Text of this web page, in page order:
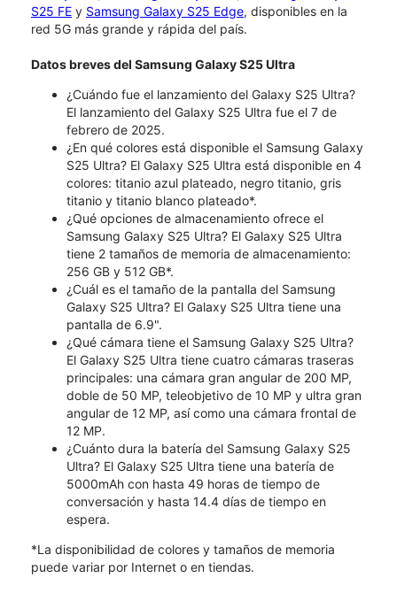
S25 FE y Samsung Galaxy S25 Edge, disponibles en la
red 5G más grande y rápida del país.
Datos breves del Samsung Galaxy S25 Ultra
¿Cuándo fue el lanzamiento del Galaxy S25 Ultra?
El lanzamiento del Galaxy S25 Ultra fue el 7 de
febrero de 2025.
¿En qué colores está disponible el Samsung Galaxy
S25 Ultra? El Galaxy S25 Ultra está disponible en 4
colores: titanio azul plateado, negro titanio, gris
titanio y titanio blanco plateado*.
¿Qué opciones de almacenamiento ofrece el
Samsung Galaxy S25 Ultra? El Galaxy S25 Ultra
tiene 2 tamaños de memoria de almacenamiento:
256 GB y 512 GB*.
¿Cuál es el tamaño de la pantalla del Samsung
Galaxy S25 Ultra? El Galaxy S25 Ultra tiene una
pantalla de 6.9".
¿Qué cámara tiene el Samsung Galaxy S25 Ultra?
El Galaxy S25 Ultra tiene cuatro cámaras traseras
principales: una cámara gran angular de 200 MP,
doble de 50 MP, teleobjetivo de 10 MP y ultra gran
angular de 12 MP, así como una cámara frontal de
12 MP.
¿Cuánto dura la batería del Samsung Galaxy S25
Ultra? El Galaxy S25 Ultra tiene una batería de
5000mAh con hasta 49 horas de tiempo de
conversación y hasta 14.4 días de tiempo en
espera.
*La disponibilidad de colores y tamaños de memoria
puede variar por Internet o en tiendas.